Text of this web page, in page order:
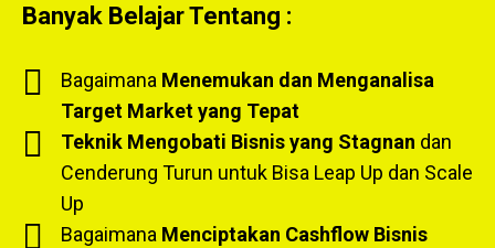
Banyak Belajar Tentang :
Bagaimana Menemukan dan Menganalisa
Target Market yang Tepat
Teknik Mengobati Bisnis yang Stagnan dan
Cenderung Turun untuk Bisa Leap Up dan Scale
Up
Bagaimana Menciptakan Cashflow Bisnis